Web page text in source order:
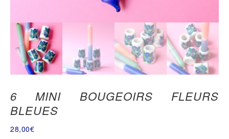
6 MINI BOUGEOIRS FLEURS
BLEUES
28,00€